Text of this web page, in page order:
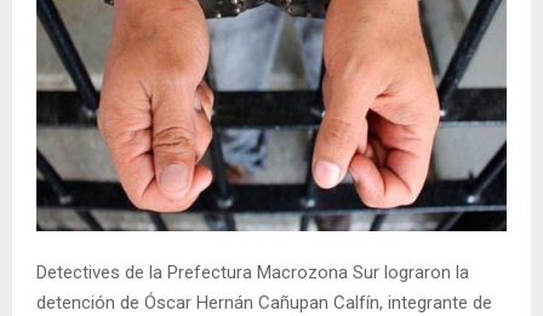
Y
M
E
N
UDetectives de la Prefectura Macrozona Sur lograron la
detención de Óscar Hernán Cañupan Calfín, integrante de